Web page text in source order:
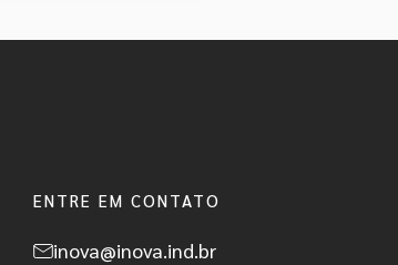
ENTRE EM CONTATO
inova@inova.ind.br